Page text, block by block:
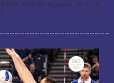
изготвя първия, но не и